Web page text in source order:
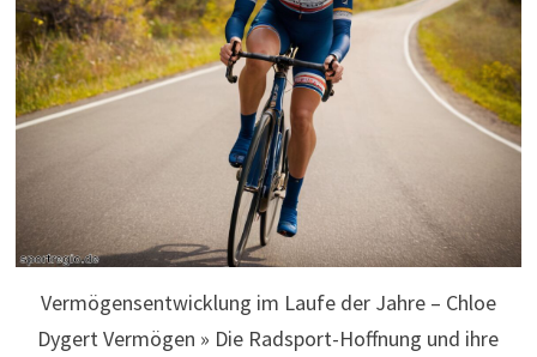
Vermögensentwicklung im Laufe der Jahre – Chloe
Dygert Vermögen » Die Radsport-Hoffnung und ihre